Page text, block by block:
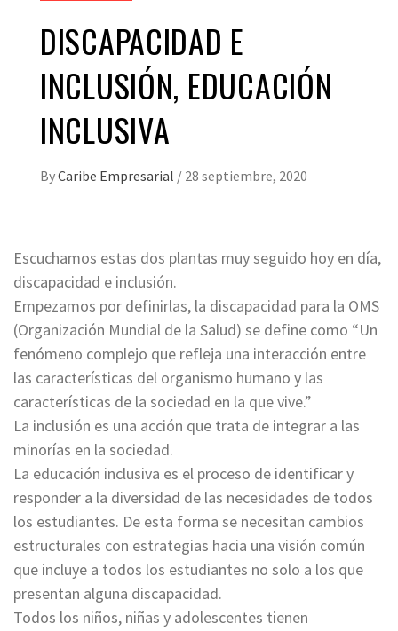
DISCAPACIDAD E
INCLUSIÓN, EDUCACIÓN
INCLUSIVA
ByCaribe Empresarial / 28 septiembre, 2020
Escuchamos estas dos plantas muy seguido hoy en día,
discapacidad e inclusión.
Empezamos por definirlas, la discapacidad para la OMS
(Organización Mundial de la Salud) se define como “Un
fenómeno complejo que refleja una interacción entre
las características del organismo humano y las
características de la sociedad en la que vive.”
La inclusión es una acción que trata de integrar a las
minorías en la sociedad.
La educación inclusiva es el proceso de identificar y
responder a la diversidad de las necesidades de todos
los estudiantes. De esta forma se necesitan cambios
estructurales con estrategias hacia una visión común
que incluye a todos los estudiantes no solo a los que
presentan alguna discapacidad.
Todos los niños, niñas y adolescentes tienen